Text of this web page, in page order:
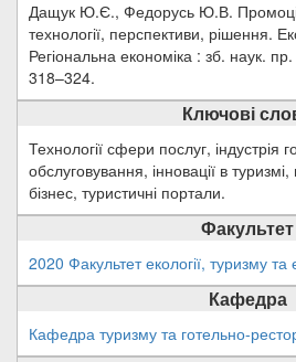
Дащук Ю.Є., Федорусь Ю.В. Промоція
технології, перспективи, рішення.
Регіональна економіка : зб. наук.
318–324.
Ключові
Технології сфери послуг, індустрія
обслуговування, інновації в
бізнес, туристичні портали.
Факультет
2020 Факультет екології, туризму та
Кафедра
Кафедра туризму та готельно-